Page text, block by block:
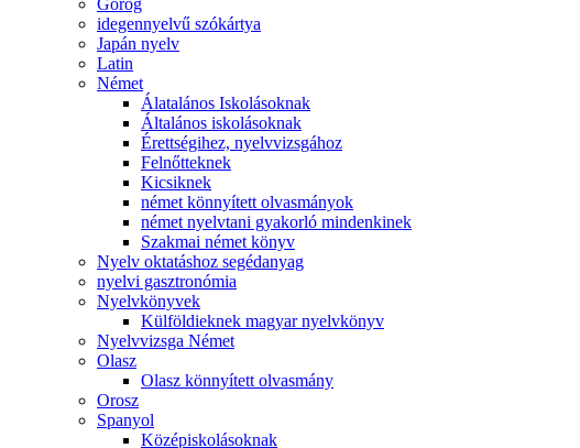
Görög
idegennyelvű szókártya
Japán nyelv
Latin
Német
Álatalános Iskolásoknak
Általános iskolásoknak
Érettségihez, nyelvvizsgához
Felnőtteknek
Kicsiknek
német könnyített olvasmányok
német nyelvtani gyakorló mindenkinek
Szakmai német könyv
Nyelv oktatáshoz segédanyag
nyelvi gasztronómia
Nyelvkönyvek
Külföldieknek magyar nyelvkönyv
Nyelvvizsga Német
Olasz
Olasz könnyített olvasmány
Orosz
Spanyol
Középiskolásoknak